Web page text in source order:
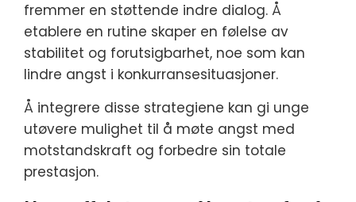
fremmer en støttende indre dialog. Å
etablere en rutine skaper en følelse av
stabilitet og forutsigbarhet, noe som kan
lindre angst i konkurransesituasjoner.
Å integrere disse strategiene kan gi unge
utøvere mulighet til å møte angst med
motstandskraft og forbedre sin totale
prestasjon.